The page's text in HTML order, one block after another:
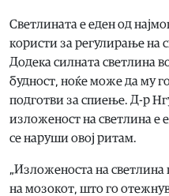
Светлината е еден од
користи за регулирање на
Додека силната светлина
будност, ноќе може да му
подготви за спиење. Д-р
изложеност на светлина е
се наруши овој ритам.
„Изложеноста на светлина
на мозокот, што го